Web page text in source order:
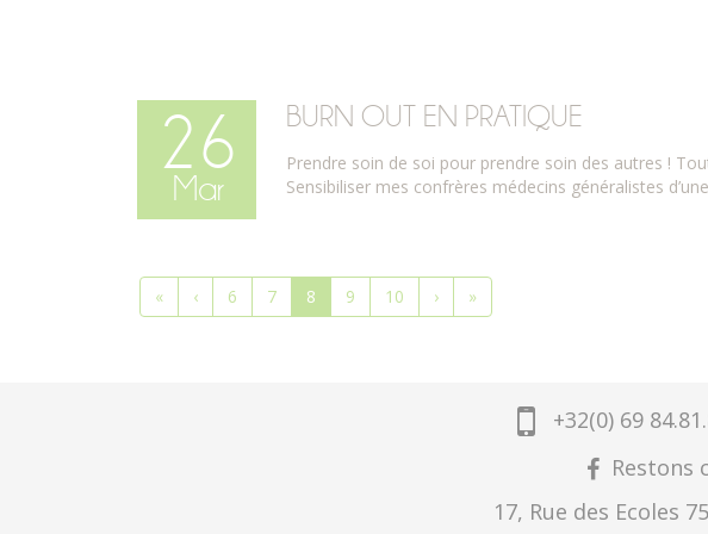
26
Mar
BURN OUT EN PRATIQUE
Prendre soin de soi pour prendre soin des autres !
Sensibiliser mes confrères médecins généralistes
« ‹ 6 7 8 9 10 › »
+32(0) 69
Restons
17, Rue des Ecoles